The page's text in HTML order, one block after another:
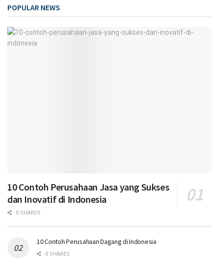
POPULAR NEWS
10 Contoh Perusahaan Jasa yang Sukses
dan Inovatif di Indonesia
0 SHARES
10 Contoh Perusahaan Dagang di Indonesia
0 SHARES